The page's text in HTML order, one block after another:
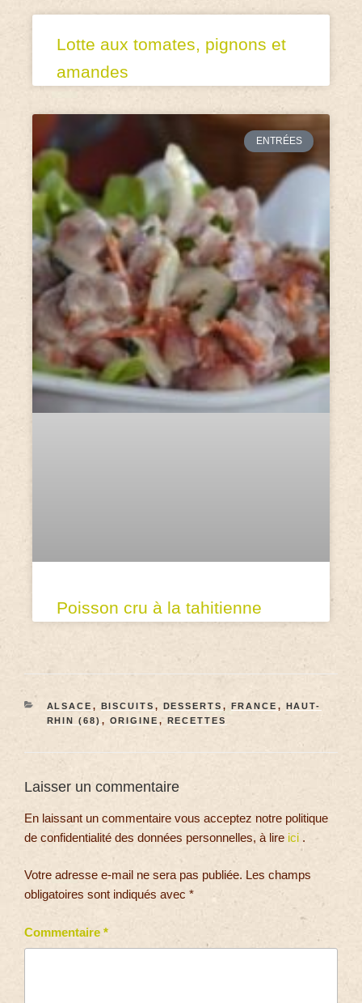
Lotte aux tomates, pignons et
amandes
ENTRÉES
Poisson cru à la tahitienne
ALSACE , BISCUITS , DESSERTS , FRANCE ,
HAUT-
RHIN (68) , ORIGINE , RECETTES
Laisser un commentaire
En laissant un commentaire vous acceptez notre politique
de confidentialité des données personnelles, à lire ici .
Votre adresse e-mail ne sera pas publiée. Les champs
obligatoires sont indiqués avec *
Commentaire *